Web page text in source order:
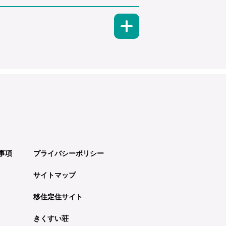
項 プライバシーポリシー
サイトマップ
移住定住サイト
きくすい荘